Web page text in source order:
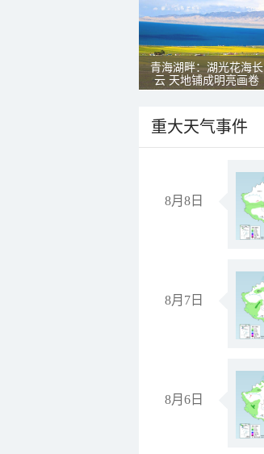
青海湖畔：湖光花海长
云 天地铺成明亮画卷
重大天气事件
8月8日
8月7日
8月6日